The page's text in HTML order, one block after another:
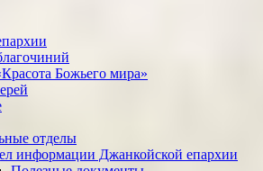
Божьего мира»
отделы
информации Джанкойской епархии